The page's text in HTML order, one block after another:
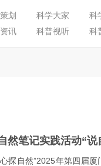
划 科学大家 科
讯
科普视听 科
探自然”2025年第四届